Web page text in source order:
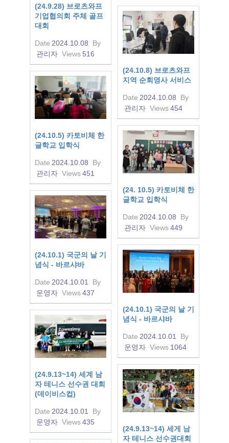
(24.9.28) 브로츠와프
기업협의회 주체 골프
대회
Date 2024.10.08
By
관리자 Views 516
(24.10.8) 브로츠와프
지역 순회영사 서비스
Date 2024.10.08
By
관리자 Views454
(24.10.5) 카토비체 한
글학교 입학식
Date 2024.10.08
By
관리자 Views451
(24. 10.5) 카토비체 한
글학교 입학식
Date 2024.10.08
By
관리자 Views449
(24.10.1) 국군의 날 기
념식 - 바르샤바
Date 2024.10.01
By
운영자 Views437
(24.10.1) 국군의 날 기
념식 - 바르샤바
Date 2024.10.01
By
운영자 Views 1064
(24.9.13~14) 세계 남
자 테니스 선수권 대회
(데이비스컵)
Date 2024.10.01
By
운영자 Views435
(24.9.13~14) 세게 남
자 테니스 선수권대회